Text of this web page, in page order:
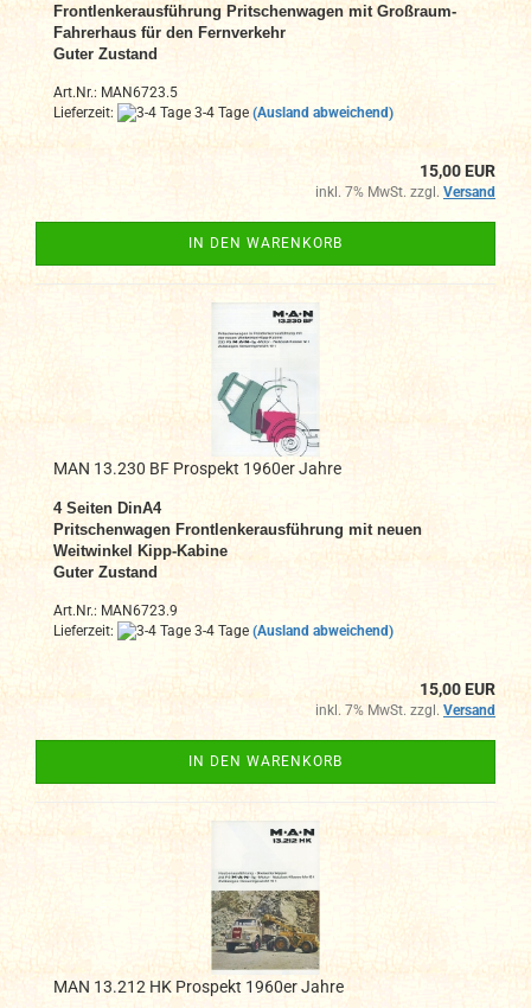
Frontlenkerausführung Pritschenwagen mit Großraum-
Fahrerhaus für den Fernverkehr
Guter Zustand
Art.Nr.: MAN6723.5
Lieferzeit:
3-4 Tage (Ausland abweichend)
15,00 EUR
inkl. 7% MwSt. zzgl. Versand
IN DEN WARENKORB
MAN 13.230 BF Prospekt 1960er Jahre
4 Seiten DinA4
Pritschenwagen Frontlenkerausführung mit neuen
Weitwinkel Kipp-Kabine
Guter Zustand
Art.Nr.: MAN6723.9
Lieferzeit:
3-4 Tage (Ausland abweichend)
15,00 EUR
inkl. 7% MwSt. zzgl. Versand
IN DEN WARENKORB
MAN 13.212 HK Prospekt 1960er Jahre